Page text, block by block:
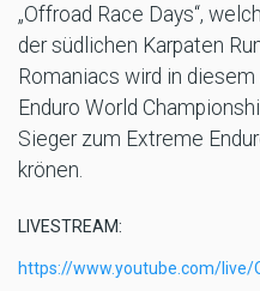
„Offroad Race Days“,
der südlichen Karpaten
Romaniacs wird in
Enduro World
Sieger zum Extreme
krönen.
LIVESTREAM:
https://www.youtube.com/live/